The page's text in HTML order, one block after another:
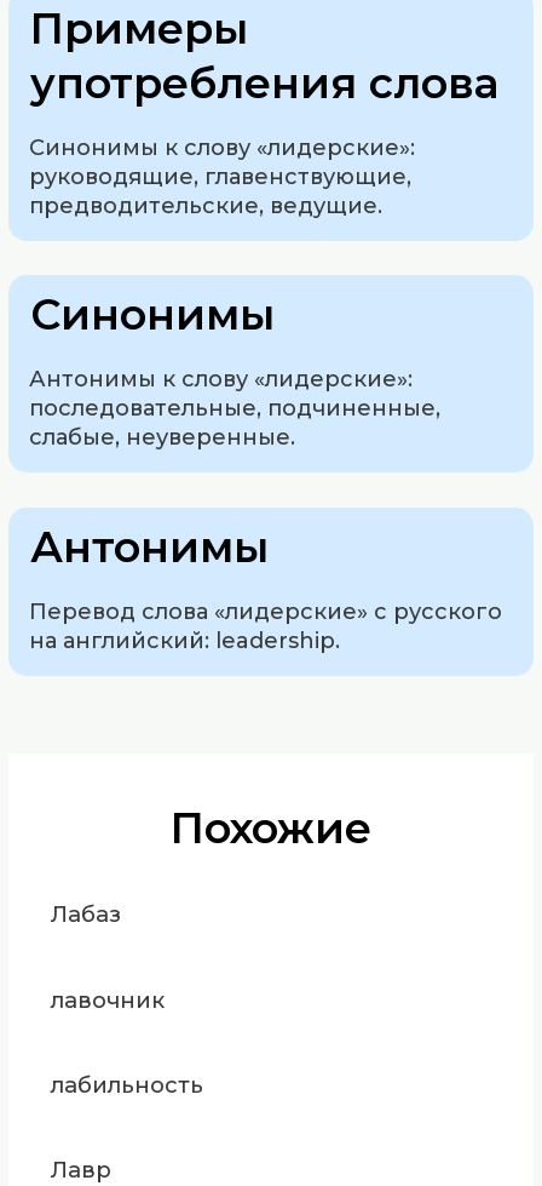
Примеры
употребления слова
Синонимы к слову «лидерские»:
руководящие, главенствующие,
предводительские, ведущие.
Синонимы
Антонимы к слову «лидерские»:
последовательные, подчиненные,
слабые, неуверенные.
Антонимы
Перевод слова «лидерские» с русского
на английский: leadership.
Похожие
Лабаз
лавочник
лабильность
Лавр